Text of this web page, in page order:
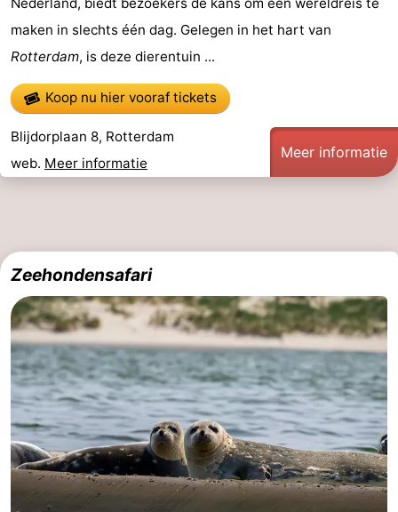
’t
Hof
van
Haamstede
Last
minutes
Strand
Zien
&
doen
Bezienswaardigheden
-
Monumenten
-
Kerken
Molens
-
Uitkijkpunten
Attracties
-
Rondvaarten
-
Speeltuinen
maken in slechts één dag. Gelegen in het hart van
Rotterdam, is deze dierentuin ...
Koop nu hier vooraf tickets
Blijdorplaan 8, Rotterdam
web. Meer informatie
Meer informatie
Zeehondensafari